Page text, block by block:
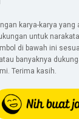
karya-karya yang
untuk
di bawah ini
banyaknya
Terima kasih.